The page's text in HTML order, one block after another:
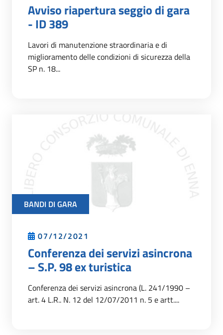
Avviso riapertura seggio di gara
- ID 389
Lavori di manutenzione straordinaria e di
miglioramento delle condizioni di sicurezza della
SP n. 18...
BANDI DI GARA
07/12/2021
Conferenza dei servizi asincrona
– S.P. 98 ex turistica
Conferenza dei servizi asincrona (L. 241/1990 –
art. 4 L.R.. N. 12 del 12/07/2011 n. 5 e artt....